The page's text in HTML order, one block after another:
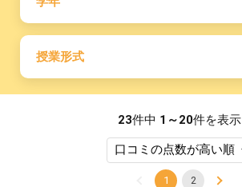
授業形式
23件中 1～20件を表示
1 2